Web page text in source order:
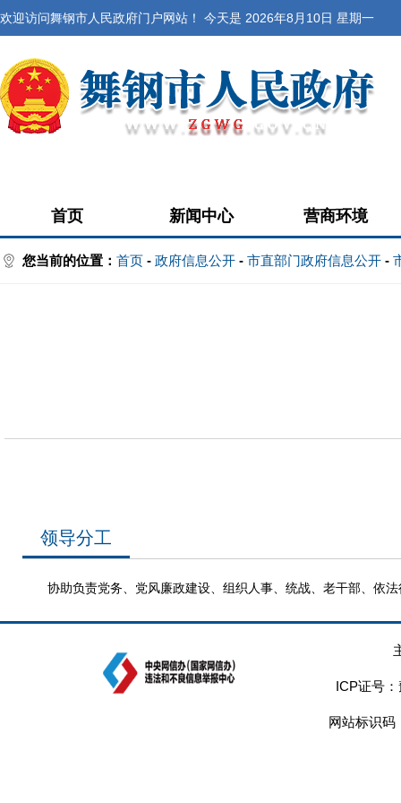
欢迎访问舞钢市人民政府门户网站！ 今天是 2026年8月10日 星期一
首页 新闻中心 营商环境
您当前的位置： 首页 - 政府信息公开 - 市直部门政府信息公开 -
领导分工
协助负责党务、党风廉政建设、组织人事、统战、老干部、依
ICP证号：
网站标识码